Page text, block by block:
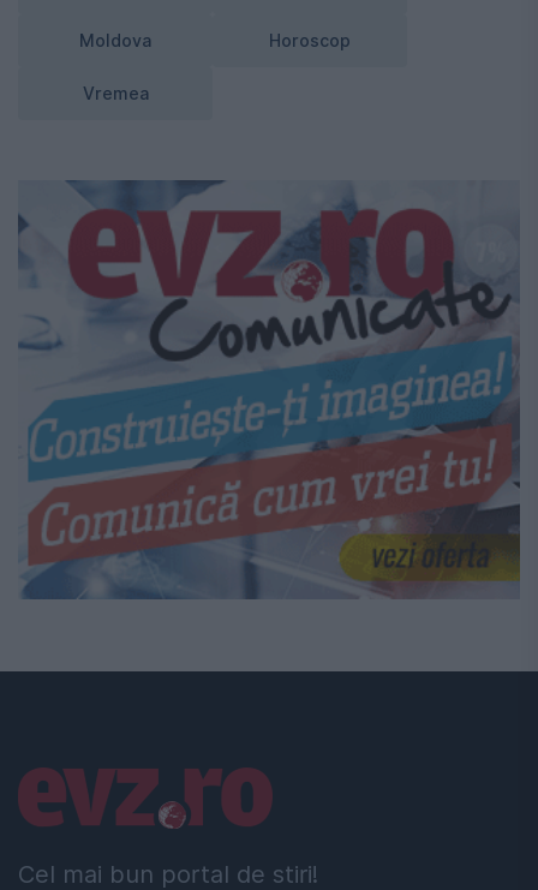
Moldova Horoscop
Vremea
Cel mai bun portal de stiri!
Linkuri utile